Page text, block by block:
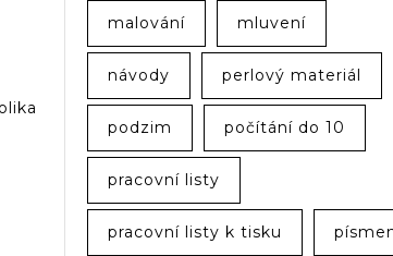
malování mluvení
návody perlový materiál
podzim počítání do 10
pracovní listy
pracovní listy k tisku